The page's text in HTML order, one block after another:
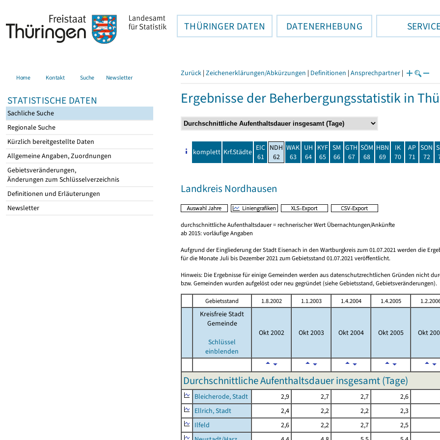
THÜRINGER DATEN DATENERHEBUNG
Home Kontakt Suche Newsletter
STATISTISCHE DATEN
Sachliche Suche
Regionale Suche
Kürzlich bereitgestellte Daten
Allgemeine Angaben, Zuordnungen
Gebietsveränderungen,
Änderungen zum Schlüsselverzeichnis
Definitionen und Erläuterungen
Newsletter
Zurück | Zeichenerklärungen/Abkürzungen | Definitionen | Ansprechpartner |
Ergebnisse der Beherbergungsstatistik in
komplett Krf.Städte EIC
61
NDH
62
WAK
63
UH
64
KYF
65
SM
66
GTH
67
SÖM
68
HBN
69
IK
70
AP
71
SON
72
Landkreis Nordhausen
durchschnittliche Aufenthaltsdauer = rechnerischer Wert Übernachtungen/Ankünfte
ab 2015: vorläufige Angaben
Aufgrund der Eingliederung der Stadt Eisenach in den Wartburgkreis zum 01.07.2021 werden die
für die Monate Juli bis Dezember 2021 zum Gebietsstand 01.07.2021 veröffentlicht.
Hinweis: Die Ergebnisse für einige Gemeinden werden aus datenschutzrechtlichen Gründen nicht
bzw. Gemeinden wurden aufgelöst oder neu gegründet (siehe Gebietsstand, Gebietsveränderungen).
Gebietsstand 1.8.2002 1.1.2003 1.4.2004 1.4.2005
Kreisfreie Stadt
Gemeinde
Schlüssel
einblenden
Okt 2002 Okt 2003 Okt 2004 Okt 2005 Okt
Durchschnittliche Aufenthaltsdauer insgesamt (Tage)
Bleicherode, Stadt 2,9 2,7 2,7 2,6
Ellrich, Stadt
2,4 2,2 2,2 2,3
Ilfeld
2,6 2,2 2,7 2,5